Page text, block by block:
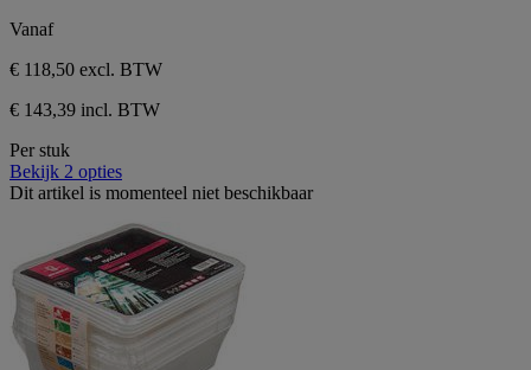
Vanaf
€ 118,50 excl. BTW
€ 143,39 incl. BTW
Per stuk
Bekijk 2 opties
Dit artikel is momenteel niet beschikbaar